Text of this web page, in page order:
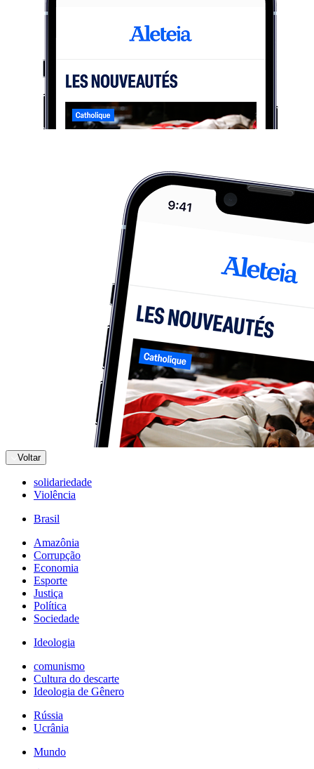
Voltar
solidariedade
Violência
Brasil
Amazônia
Corrupção
Economia
Esporte
Justiça
Política
Sociedade
Ideologia
comunismo
Cultura do descarte
Ideologia de Gênero
Rússia
Ucrânia
Mundo